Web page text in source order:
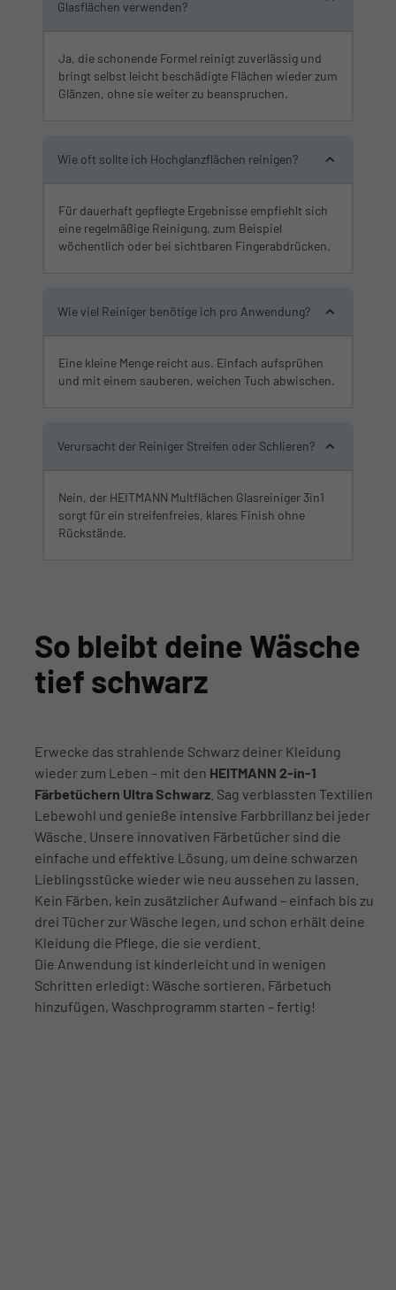
Glasflächen verwenden?
Ja, die schonende Formel reinigt zuverlässig und
bringt selbst leicht beschädigte Flächen wieder zum
Glänzen, ohne sie weiter zu beanspruchen.
Wie oft sollte ich Hochglanzflächen reinigen?
Für dauerhaft gepflegte Ergebnisse empfiehlt sich
eine regelmäßige Reinigung, zum Beispiel
wöchentlich oder bei sichtbaren Fingerabdrücken.
Wie viel Reiniger benötige ich pro Anwendung?
Eine kleine Menge reicht aus. Einfach aufsprühen
und mit einem sauberen, weichen Tuch abwischen.
Verursacht der Reiniger Streifen oder Schlieren?
Nein, der HEITMANN Multflächen Glasreiniger 3in1
sorgt für ein streifenfreies, klares Finish ohne
Rückstände.
So bleibt deine Wäsche
tief schwarz
Erwecke das strahlende Schwarz deiner Kleidung
wieder zum Leben – mit den HEITMANN 2-in-1
Färbetüchern Ultra Schwarz . Sag verblassten Textilien
Lebewohl und genieße intensive Farbbrillanz bei jeder
Wäsche. Unsere innovativen Färbetücher sind die
einfache und effektive Lösung, um deine schwarzen
Lieblingsstücke wieder wie neu aussehen zu lassen.
Kein Färben, kein zusätzlicher Aufwand – einfach bis zu
drei Tücher zur Wäsche legen, und schon erhält deine
Kleidung die Pflege, die sie verdient.
Die Anwendung ist kinderleicht und in wenigen
Schritten erledigt: Wäsche sortieren, Färbetuch
hinzufügen, Waschprogramm starten – fertig!